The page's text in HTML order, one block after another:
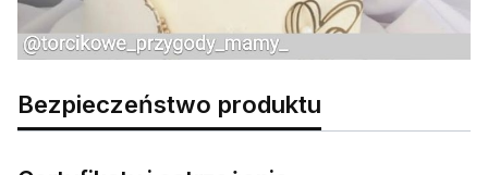
Bezpieczeństwo produktu